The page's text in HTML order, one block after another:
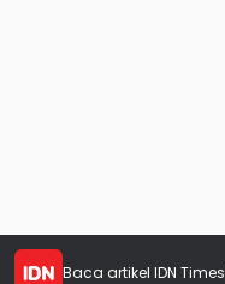
Baca artikel IDN Times